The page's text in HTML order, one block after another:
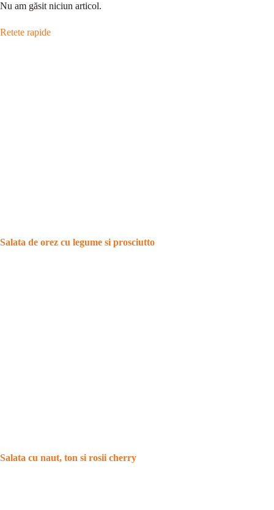
Nu am găsit niciun articol.
Retete rapide
Salata de orez cu legume si prosciutto
Salata cu naut, ton si rosii cherry